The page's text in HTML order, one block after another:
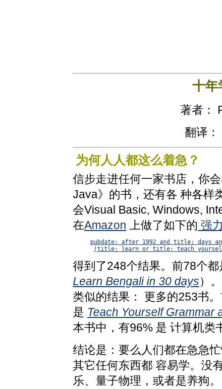
十年
著者：
翻译：
为何人人都这么着急？
信步走进任何一家书店，你
Java》的书，还有各 种各样
会Visual Basic, Windows,
在Amazon 上做了如下的 强
pubdate: after 1992 and title: days
(title: learn or title: teach
得到了248个结果。前78个
Learn Bengali in 30 days）
类似的结果： 更多的253书
是 Teach Yourself Grammar
本书中，有96% 是 计算机类
结论是：要么人们都在急急
其它任何东西都 容易学。没
乐、量子物理，或者是养狗。